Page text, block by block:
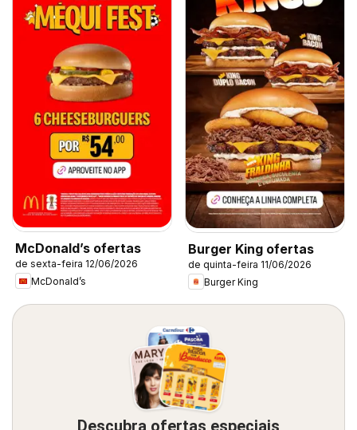
McDonald’s ofertas
de sexta-feira 12/06/2026
McDonald’s
Burger King ofertas
de quinta-feira 11/06/2026
Burger King
Descubra ofertas especiais